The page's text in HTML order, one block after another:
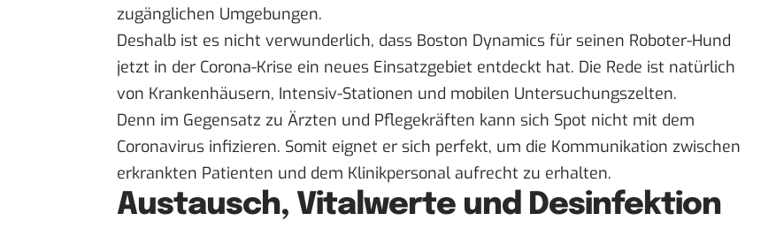
zugänglichen Umgebungen.
Deshalb ist es nicht verwunderlich, dass Boston Dynamics für seinen Roboter-Hund
jetzt in der Corona-Krise ein neues Einsatzgebiet entdeckt hat. Die Rede ist natürlich
von Krankenhäusern, Intensiv-Stationen und mobilen Untersuchungszelten.
Denn im Gegensatz zu Ärzten und Pflegekräften kann sich Spot nicht mit dem
Coronavirus infizieren. Somit eignet er sich perfekt, um die Kommunikation zwischen
erkrankten Patienten und dem Klinikpersonal aufrecht zu erhalten.
Austausch, Vitalwerte und Desinfektion